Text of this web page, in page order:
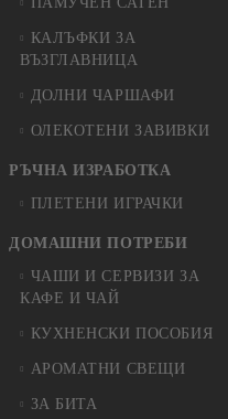
КАЛЪФКИ ЗА
ВЪЗГЛАВНИЦА
ДОЛНИ ЧАРШАФИ
ОЛЕКОТЕНИ ЗАВИВКИ
РЪЧНА ИЗРАБОТКА
ПЛЕТЕНИ ИГРАЧКИ
ДОМАШНИ ПОТРЕБИ
ЧАШИ И СЕРВИЗИ ЗА
КАФЕ И ЧАЙ
КУХНЕНСКИ ПОСОБИЯ
АРОМАТНИ СВЕЩИ
ЗА БИТА